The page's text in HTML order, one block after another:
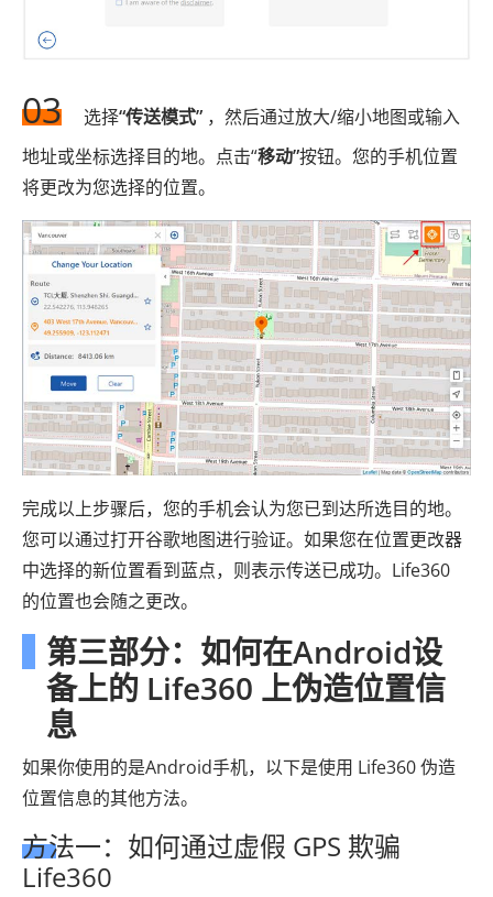
03 选择“传送模式” ，然后通过放大/缩小地图或输入
地址或坐标选择目的地。点击“移动”按钮。您的手机位置
将更改为您选择的位置。
完成以上步骤后，您的手机会认为您已到达所选目的地。
您可以通过打开谷歌地图进行验证。如果您在位置更改器
中选择的新位置看到蓝点，则表示传送已成功。Life360
的位置也会随之更改。
第三部分：如何在Android设
备上的 Life360 上伪造位置信
息
如果你使用的是Android手机，以下是使用 Life360 伪造
位置信息的其他方法。
方法一：如何通过虚假 GPS 欺骗
Life360